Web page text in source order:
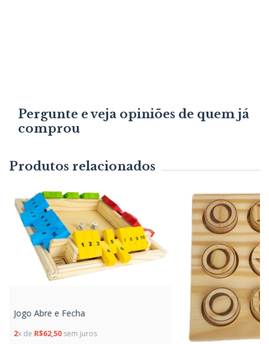
Pergunte e veja opiniões de quem já
comprou
Produtos relacionados
Jogo Abre e Fecha
2x de R$62,50sem juros